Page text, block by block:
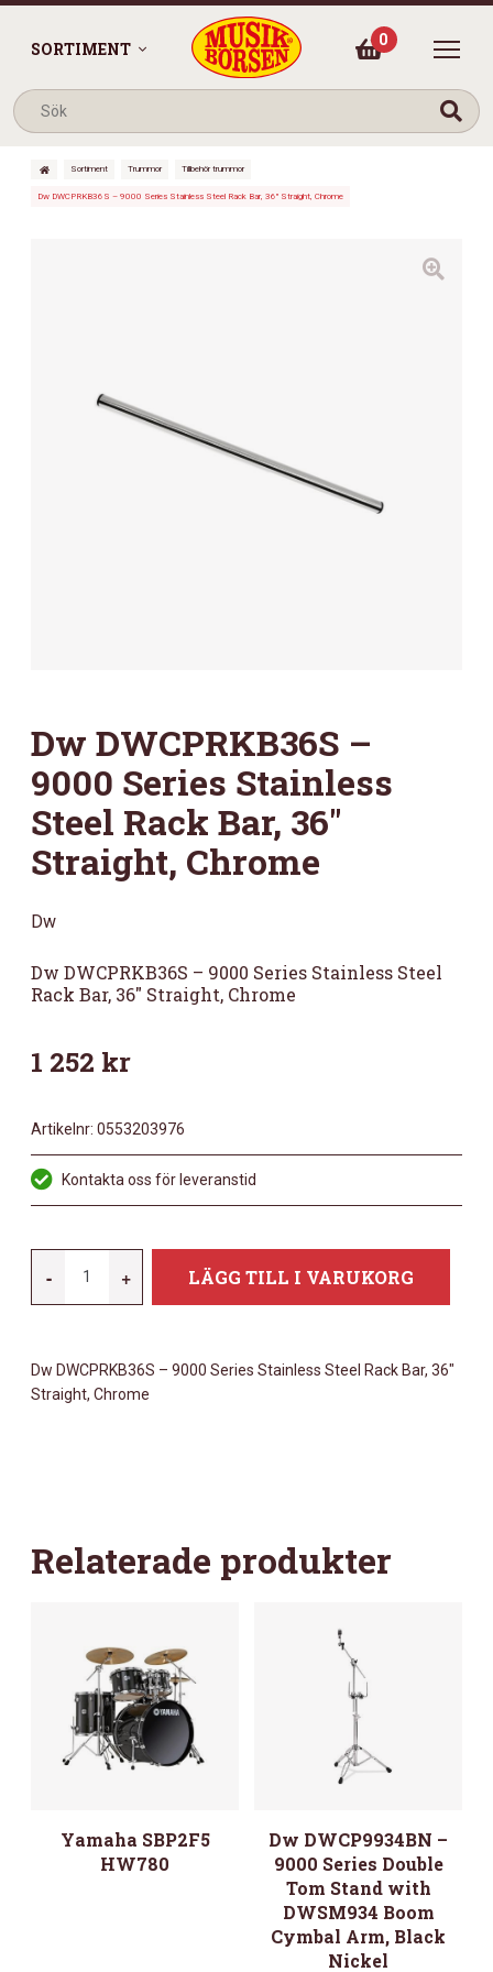
SORTIMENT 0
Sortiment Trummor Tillbehör trummor
Dw DWCPRKB36S – 9000 Series Stainless Steel Rack Bar, 36″ Straight, Chrome
Dw DWCPRKB36S –
9000 Series Stainless
Steel Rack Bar, 36″
Straight, Chrome
Dw
Dw DWCPRKB36S – 9000 Series Stainless Steel
Rack Bar, 36″ Straight, Chrome
1 252 kr
Artikelnr: 0553203976
Kontakta oss för leveranstid
-
DWCPRKB36S
SERIES
STAINLESS
CHROME
+ LÄGG TILL I VARUKORG
Dw DWCPRKB36S – 9000 Series Stainless Steel Rack Bar, 36″
Straight, Chrome
Relaterade produkter
Yamaha SBP2F5
HW780
Dw DWCP9934BN –
9000 Series Double
Tom Stand with
DWSM934 Boom
Cymbal Arm, Black
Nickel